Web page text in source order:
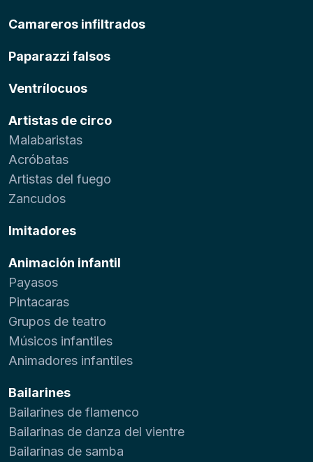
Camareros infiltrados
Paparazzi falsos
Ventrílocuos
Artistas de circo
Malabaristas
Acróbatas
Artistas del fuego
Zancudos
Imitadores
Animación infantil
Payasos
Pintacaras
Grupos de teatro
Músicos infantiles
Animadores infantiles
Bailarines
Bailarines de flamenco
Bailarinas de danza del vientre
Bailarinas de samba